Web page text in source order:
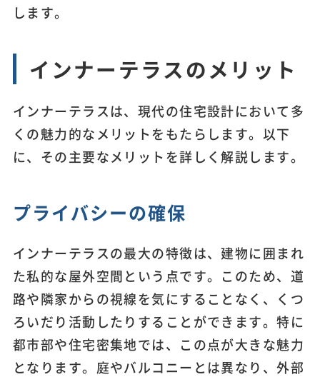
します。
インナーテラスのメリット
インナーテラスは、現代の住宅設計において多
くの魅力的なメリットをもたらします。以下
に、その主要なメリットを詳しく解説します。
プライバシーの確保
インナーテラスの最大の特徴は、建物に囲まれ
た私的な屋外空間という点です。このため、道
路や隣家からの視線を気にすることなく、くつ
ろいだり活動したりすることができます。特に
都市部や住宅密集地では、この点が大きな魅力
となります。庭やバルコニーとは異なり、外部